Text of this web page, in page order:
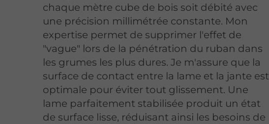
chaque mètre cube de bois soit débité avec
une précision millimétrée constante. Mon
expertise permet de supprimer l'effet de
"vague" lors de la pénétration du ruban dans
les grumes les plus dures. Je m'assure que la
surface de contact entre la lame et la jante est
optimale pour éviter tout glissement. Une
lame parfaitement stabilisée produit un état
de surface lisse, réduisant ainsi les besoins de